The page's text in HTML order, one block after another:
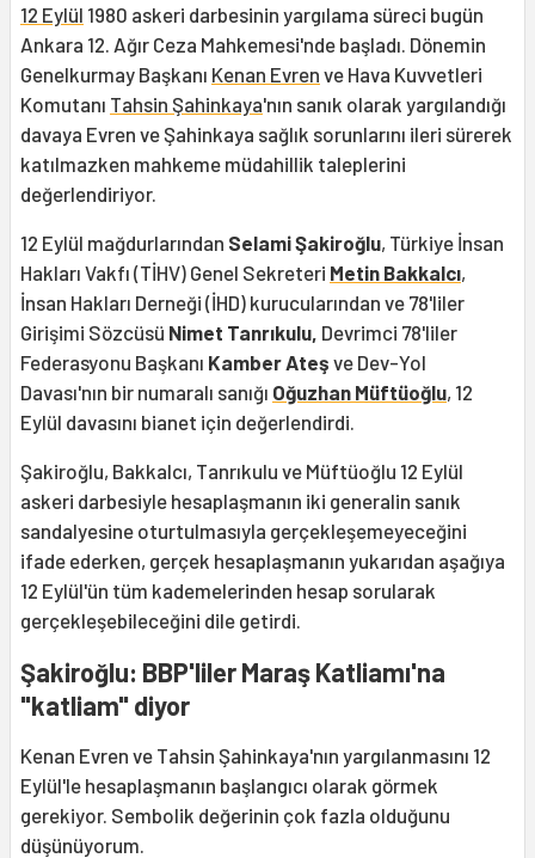
12 Eylül 1980 askeri darbesinin yargılama süreci bugün
Ankara 12. Ağır Ceza Mahkemesi'nde başladı. Dönemin
Genelkurmay Başkanı Kenan Evren ve Hava Kuvvetleri
Komutanı Tahsin Şahinkaya'nın sanık olarak yargılandığı
davaya Evren ve Şahinkaya sağlık sorunlarını ileri sürerek
katılmazken mahkeme müdahillik taleplerini
değerlendiriyor.
12 Eylül mağdurlarından Selami Şakiroğlu, Türkiye İnsan
Hakları Vakfı (TİHV) Genel Sekreteri Metin Bakkalcı,
İnsan Hakları Derneği (İHD) kurucularından ve 78'liler
Girişimi Sözcüsü Nimet Tanrıkulu, Devrimci 78'liler
Federasyonu Başkanı Kamber Ateş ve Dev-Yol
Davası'nın bir numaralı sanığı Oğuzhan Müftüoğlu, 12
Eylül davasını bianet için değerlendirdi.
Şakiroğlu, Bakkalcı, Tanrıkulu ve Müftüoğlu 12 Eylül
askeri darbesiyle hesaplaşmanın iki generalin sanık
sandalyesine oturtulmasıyla gerçekleşemeyeceğini
ifade ederken, gerçek hesaplaşmanın yukarıdan aşağıya
12 Eylül'ün tüm kademelerinden hesap sorularak
gerçekleşebileceğini dile getirdi.
Şakiroğlu: BBP'liler Maraş Katliamı'na
"katliam" diyor
Kenan Evren ve Tahsin Şahinkaya'nın yargılanmasını 12
Eylül'le hesaplaşmanın başlangıcı olarak görmek
gerekiyor. Sembolik değerinin çok fazla olduğunu
düşünüyorum.